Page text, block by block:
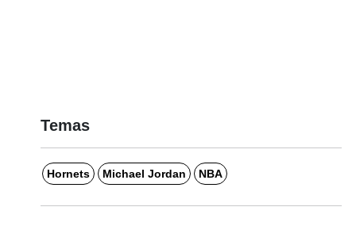
Temas
Hornets Michael Jordan NBA